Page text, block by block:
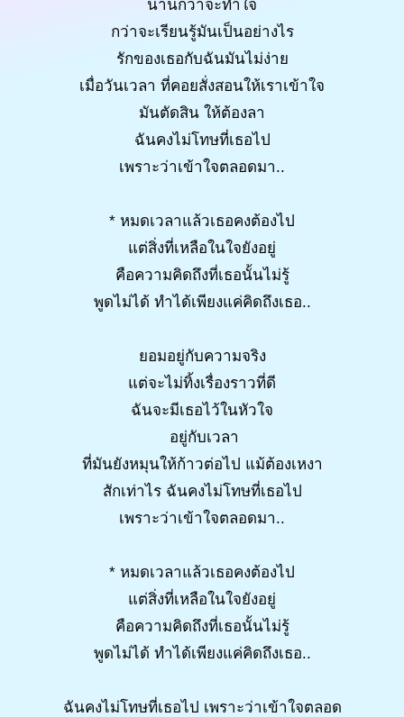
นานกว่าจะทำใจ
กว่าจะเรียนรู้มันเป็นอย่างไร
รักของเธอกับฉันมันไม่ง่าย
เมื่อวันเวลา ที่คอยสั่งสอนให้เราเข้าใจ
มันตัดสิน ให้ต้องลา
ฉันคงไม่โทษที่เธอไป
เพราะว่าเข้าใจตลอดมา..
* หมดเวลาแล้วเธอคงต้องไป
แต่สิ่งที่เหลือในใจยังอยู่
คือความคิดถึงที่เธอนั้นไม่รู้
พูดไม่ได้ ทำได้เพียงแค่คิดถึงเธอ..
ยอมอยู่กับความจริง
แต่จะไม่ทิ้งเรื่องราวที่ดี
ฉันจะมีเธอไว้ในหัวใจ
อยู่กับเวลา
ที่มันยังหมุนให้ก้าวต่อไป แม้ต้องเหงา
สักเท่าไร ฉันคงไม่โทษที่เธอไป
เพราะว่าเข้าใจตลอดมา..
* หมดเวลาแล้วเธอคงต้องไป
แต่สิ่งที่เหลือในใจยังอยู่
คือความคิดถึงที่เธอนั้นไม่รู้
พูดไม่ได้ ทำได้เพียงแค่คิดถึงเธอ..
ฉันคงไม่โทษที่เธอไป เพราะว่าเข้าใจตลอด